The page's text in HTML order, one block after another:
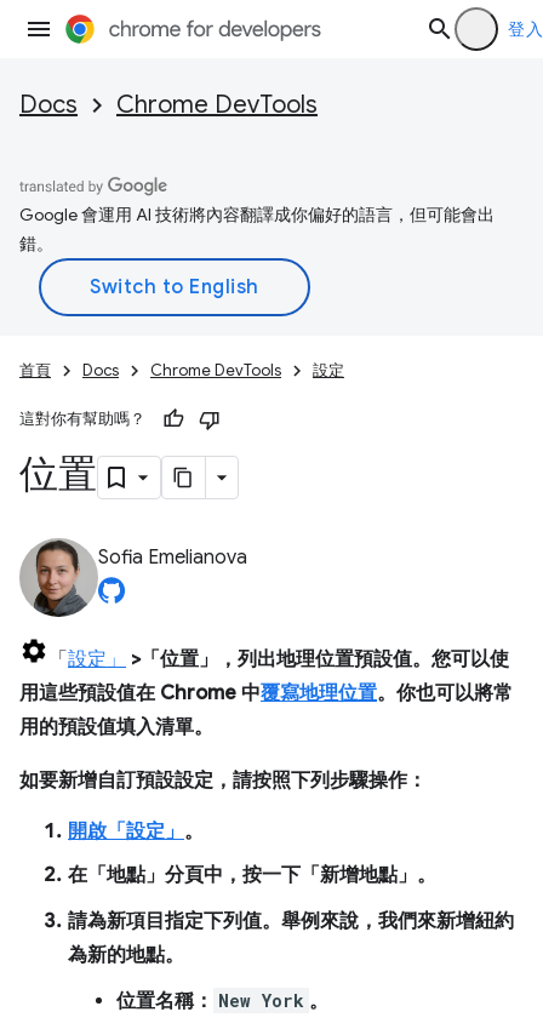
登入
Docs Chrome DevTools
Google 會運用 AI 技術將內容翻譯成你偏好的語言，但可能會出
錯。
首頁 Docs Chrome DevTools 設定
這對你有幫助嗎？
位置
Sofia Emelianova
「 設定」 >「位置」
，列出地理位置預設值。您可以使
用這些預設值在 Chrome 中覆寫地理位置。你也可以將常
用的預設值填入清單。
如要新增自訂預設設定，請按照下列步驟操作：
開啟「設定」 。
在「地點」 分頁中，按一下「新增地點」 。
請為新項目指定下列值。舉例來說，我們來新增紐約
為新的地點。
位置名稱： New York 。